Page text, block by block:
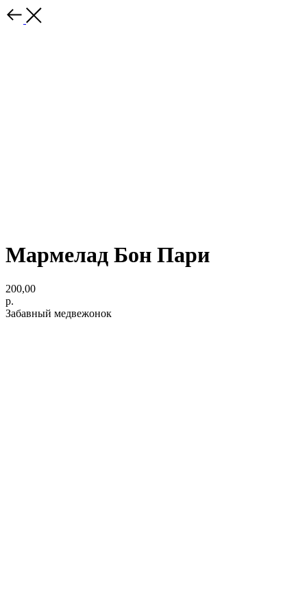
Мармелад Бон Пари
200,00
р.
Забавный медвежонок